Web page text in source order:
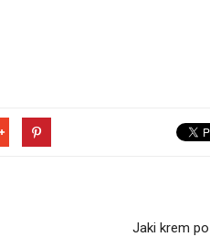
Jaki krem